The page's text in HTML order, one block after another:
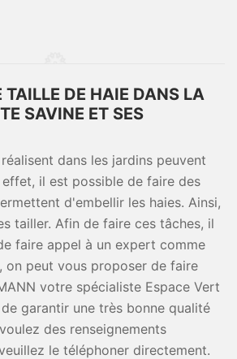
TAILLE DE HAIE DANS LA
SAVINE ET SES
dans les jardins peuvent
il est possible de faire des
d'embellir les haies. Ainsi,
tailler. Afin de faire ces tâches, il
faire appel à un expert comme
on peut vous proposer de faire
votre spécialiste Espace Vert
garantir une très bonne qualité
des renseignements
le téléphoner directement.